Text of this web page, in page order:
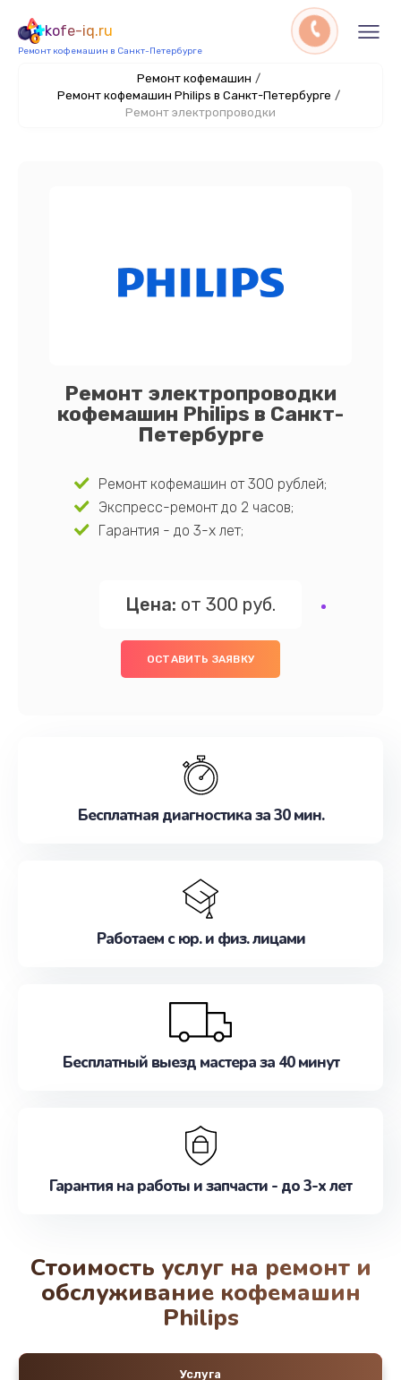
kofe-iq.ru
Ремонт кофемашин в Санкт-Петербурге
Ремонт кофемашин /
Ремонт кофемашин Philips в Санкт-Петербурге /
Ремонт электропроводки
Ремонт электропроводки
кофемашин Philips в Санкт-
Петербурге
Ремонт кофемашин от 300 рублей;
Экспресс-ремонт до 2 часов;
Гарантия - до 3-х лет;
Цена: от 300 руб.
ОСТАВИТЬ ЗАЯВКУ
Бесплатная диагностика за 30 мин.
Работаем с юр. и физ. лицами
Бесплатный выезд мастера за 40 минут
Гарантия на работы и запчасти - до 3-х лет
Стоимость услуг на ремонт и
обслуживание кофемашин
Philips
Услуга